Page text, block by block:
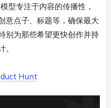
型专注于内容的传播性，
意点子、标题等，确保最大
别为那些希望更快创作并持
Hunt